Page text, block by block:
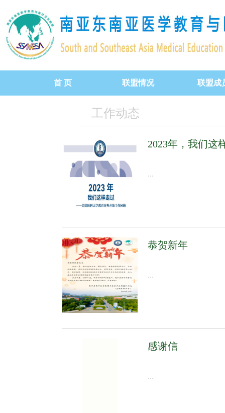
首 页 联盟情况
昆明宣言
联盟简介
合作领域
联盟成
工作动态
2023年，我们
...
恭贺新年
...
感谢信
...